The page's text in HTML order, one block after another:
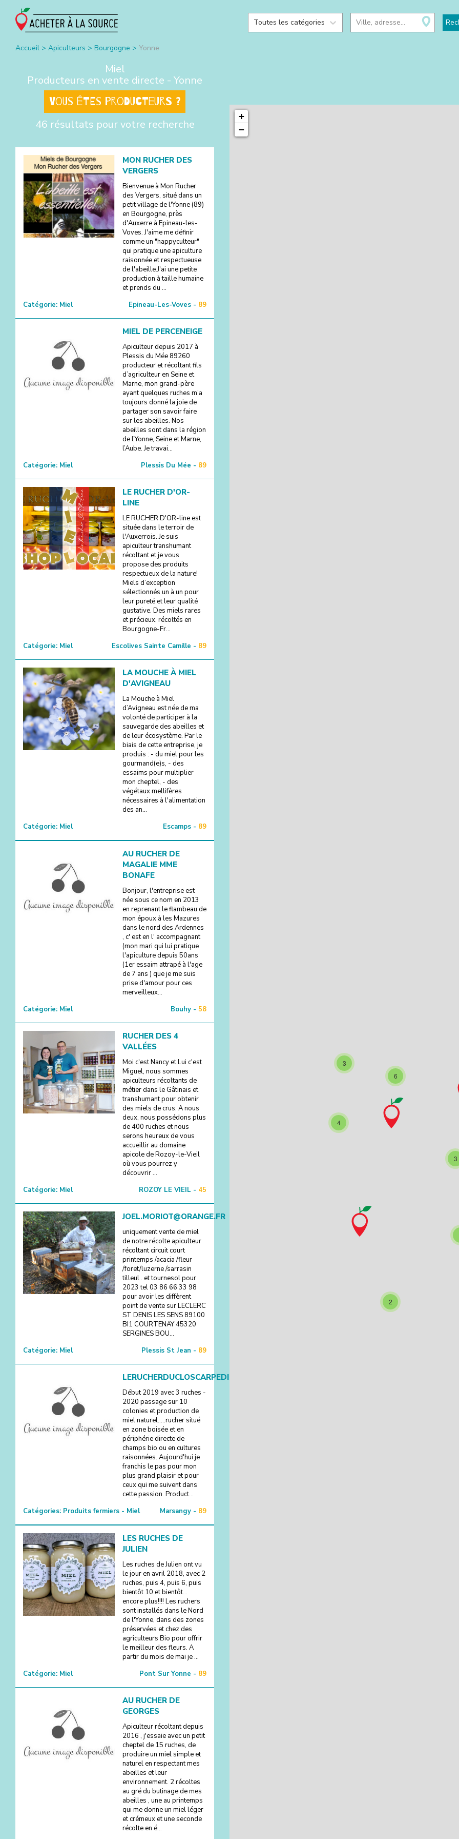
Toutes les catégories Ville, adresse...
Accueil > Apiculteurs > Bourgogne > Yonne
Miel
Producteurs en vente directe - Yonne
Vous êtes producteurs ?
46 résultats pour votre recherche
MON RUCHER DES
VERGERS
Bienvenue à Mon Rucher
des Vergers, situé dans un
petit village de l'Yonne (89)
en Bourgogne, près
d'Auxerre à Epineau-les-
Voves. J'aime me définir
comme un "happyculteur"
qui pratique une apiculture
raisonnée et respectueuse
de l'abeille. ​J'ai une petite
production à taille humaine
et prends du ...
Catégorie: Miel Epineau-Les-Voves - 89
MIEL DE PERCENEIGE
Apiculteur depuis 2017 à
Plessis du Mée 89260
producteur et récoltant fils
d’agriculteur en Seine et
Marne, mon grand-père
ayant quelques ruches m’a
toujours donné la joie de
partager son savoir faire
sur les abeilles. Nos
abeilles sont dans la région
de l’Yonne, Seine et Marne,
l’Aube. Je travai...
Catégorie: Miel Plessis Du Mée - 89
LE RUCHER D'OR-
LINE
LE RUCHER D'OR-line est
située dans le terroir de
l'Auxerrois. Je suis
apiculteur transhumant
récoltant et je vous
propose des produits
respectueux de la nature!
Miels d’exception
sélectionnés un à un pour
leur pureté et leur qualité
gustative. Des miels rares
et précieux, récoltés en
Bourgogne-Fr...
Catégorie: Miel Escolives Sainte Camille - 89
LA MOUCHE À MIEL
D'AVIGNEAU
La Mouche à Miel
d’Avigneau est née de ma
volonté de participer à la
sauvegarde des abeilles et
de leur écosystème. Par le
biais de cette entreprise, je
produis : - du miel pour les
gourmand(e)s, - des
essaims pour multiplier
mon cheptel, - des
végétaux mellifères
nécessaires à l'alimentation
des an...
Catégorie: Miel Escamps - 89
AU RUCHER DE
MAGALIE MME
BONAFE
Bonjour, l'entreprise est
née sous ce nom en 2013
en reprenant le flambeau de
mon époux à les Mazures
dans le nord des Ardennes
, c' est en l' accompagnant
(mon mari qui lui pratique
l'apiculture depuis 50ans
(1er essaim attrapé à l'age
de 7 ans ) que je me suis
prise d'amour pour ces
merveilleux...
Catégorie: Miel Bouhy - 58
RUCHER DES 4
VALLÉES
Moi c'est Nancy et Lui c'est
Miguel, nous sommes
apiculteurs récoltants de
métier dans le Gâtinais et
transhumant pour obtenir
des miels de crus. A nous
deux, nous possédons plus
de 400 ruches et nous
serons heureux de vous
accueillir au domaine
apicole de Rozoy-le-Vieil
où vous pourrez y
découvrir ...
Catégorie: Miel ROZOY LE VIEIL - 45
JOEL.MORIOT@ORANGE.FR
uniquement vente de miel
de notre récolte apiculteur
récoltant circuit court
printemps /acacia /fleur
/foret/luzerne /sarrasin
tilleul . et tournesol pour
2023 tel 03 86 66 33 98
pour avoir les diffèrent
point de vente sur LECLERC
ST DENIS LES SENS 89100
BI1 COURTENAY 45320
SERGINES BOU...
Catégorie: Miel Plessis St Jean - 89
LERUCHERDUCLOSCARPEDIEM
Début 2019 avec 3 ruches -
2020 passage sur 10
colonies et production de
miel naturel.....rucher situé
en zone boisée et en
périphérie directe de
champs bio ou en cultures
raisonnées. Aujourd'hui je
franchis le pas pour mon
plus grand plaisir et pour
ceux qui me suivent dans
cette passion. Product...
Catégories: Produits fermiers - Miel Marsangy - 89
LES RUCHES DE
JULIEN
Les ruches de Julien ont vu
le jour en avril 2018, avec 2
ruches, puis 4, puis 6, puis
bientôt 10 et bientôt...
encore plus!!!! Les ruchers
sont installés dans le Nord
de l'Yonne, dans des zones
préservées et chez des
agriculteurs Bio pour offrir
le meilleur des fleurs. A
partir du mois de mai je ...
Catégorie: Miel Pont Sur Yonne - 89
AU RUCHER DE
GEORGES
Apiculteur récoltant depuis
2016 , j'essaie avec un petit
cheptel de 15 ruches, de
produire un miel simple et
naturel en respectant mes
abeilles et leur
environnement. 2 récoltes
au gré du butinage de mes
abeilles , une au printemps
qui me donne un miel léger
et crémeux et une seconde
récolte en é...
3
2
6
4
3
+
−